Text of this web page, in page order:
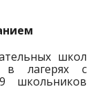
школ
в лагерях с
школьников